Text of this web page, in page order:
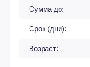
Сумма до:
Срок (дни):
Возраст: